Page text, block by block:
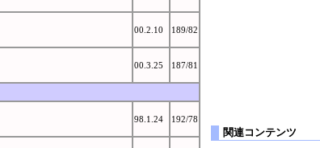
00.2.10 189/82
00.3.25 187/81
98.1.24 192/78
関連コンテンツ